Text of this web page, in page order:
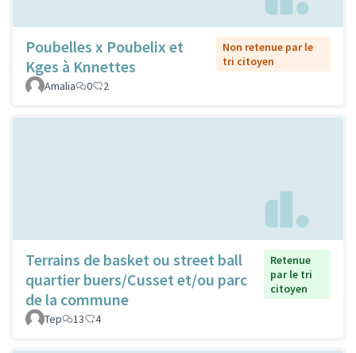
Poubelles x Poubelix et
Kges à Knnettes
Non retenue par le
tri citoyen
Amalia
0 2
Terrains de basket ou street ball
quartier buers/Cusset et/ou parc
de la commune
Retenue
par le tri
citoyen
Tep 13 4